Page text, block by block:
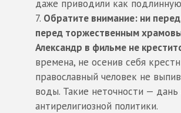
даже приводили как
Обратите внимание: ни
перед торжественным
Александр в фильме не
времена, не осенив себя
православный человек не
воды. Такие неточности — дань
антирелигиозной политики.